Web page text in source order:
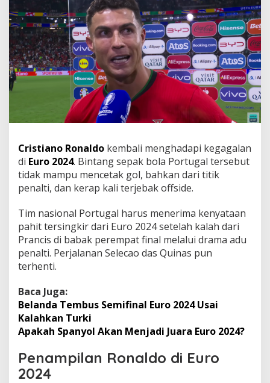
Cristiano Ronaldo kembali menghadapi kegagalan
di Euro 2024. Bintang sepak bola Portugal tersebut
tidak mampu mencetak gol, bahkan dari titik
penalti, dan kerap kali terjebak offside.
Tim nasional Portugal harus menerima kenyataan
pahit tersingkir dari Euro 2024 setelah kalah dari
Prancis di babak perempat final melalui drama adu
penalti. Perjalanan Selecao das Quinas pun
terhenti.
Baca Juga:
Belanda Tembus Semifinal Euro 2024 Usai
Kalahkan Turki
Apakah Spanyol Akan Menjadi Juara Euro 2024?
Penampilan Ronaldo di Euro
2024